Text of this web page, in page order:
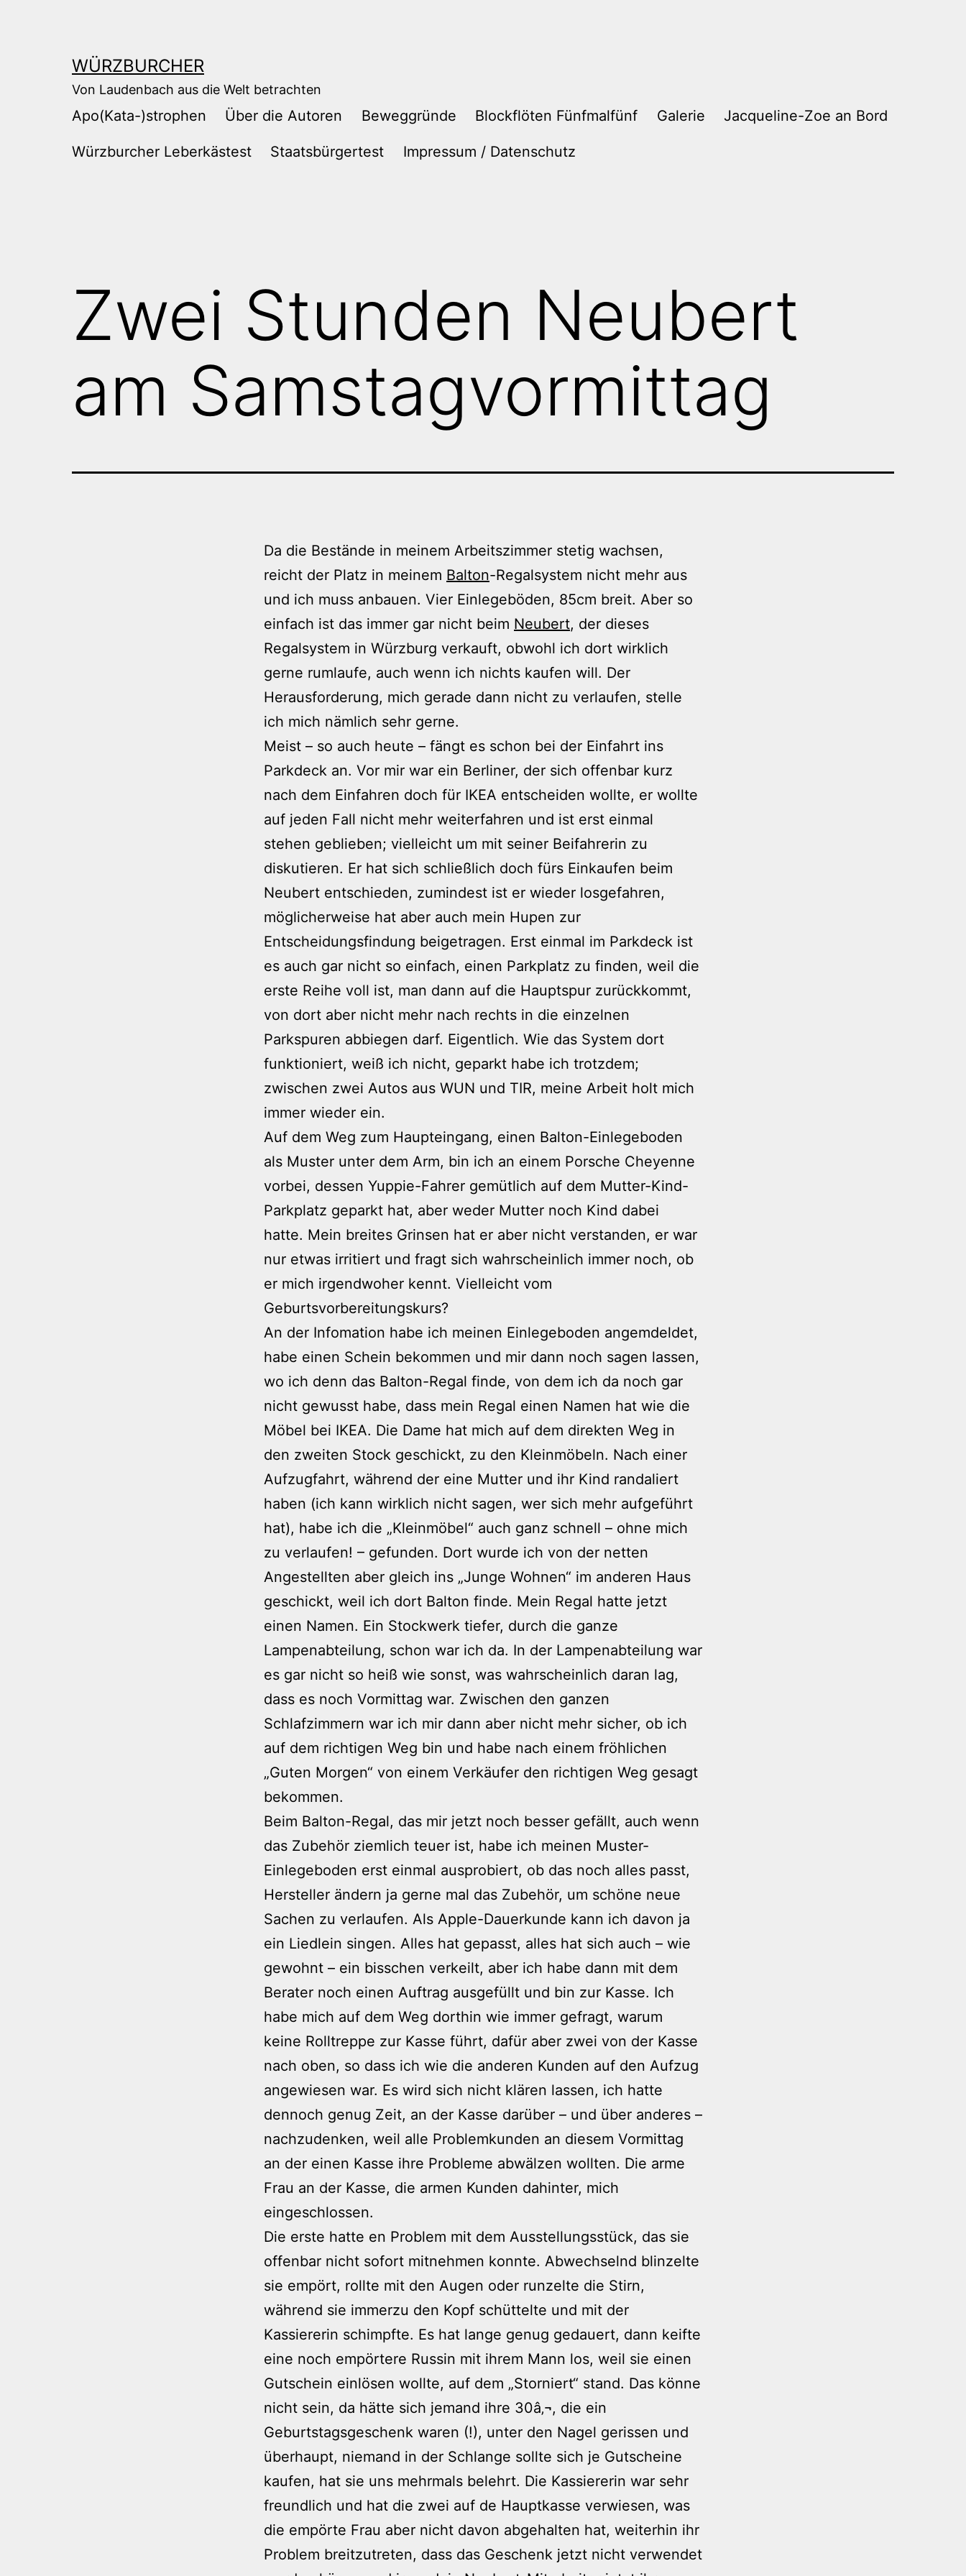
WÜRZBURCHER
Von Laudenbach aus die Welt betrachten
Apo(Kata-)strophen Über die Autoren Beweggründe Blockflöten Fünfmalfünf Galerie Jacqueline-Zoe an Bord
Würzburcher Leberkästest Staatsbürgertest Impressum / Datenschutz
Zwei Stunden Neubert
am Samstagvormittag
Da die Bestände in meinem Arbeitszimmer stetig wachsen,
reicht der Platz in meinem Balton-Regalsystem nicht mehr aus
und ich muss anbauen. Vier Einlegeböden, 85cm breit. Aber so
einfach ist das immer gar nicht beim Neubert, der dieses
Regalsystem in Würzburg verkauft, obwohl ich dort wirklich
gerne rumlaufe, auch wenn ich nichts kaufen will. Der
Herausforderung, mich gerade dann nicht zu verlaufen, stelle
ich mich nämlich sehr gerne.
Meist – so auch heute – fängt es schon bei der Einfahrt ins
Parkdeck an. Vor mir war ein Berliner, der sich offenbar kurz
nach dem Einfahren doch für IKEA entscheiden wollte, er wollte
auf jeden Fall nicht mehr weiterfahren und ist erst einmal
stehen geblieben; vielleicht um mit seiner Beifahrerin zu
diskutieren. Er hat sich schließlich doch fürs Einkaufen beim
Neubert entschieden, zumindest ist er wieder losgefahren,
möglicherweise hat aber auch mein Hupen zur
Entscheidungsfindung beigetragen. Erst einmal im Parkdeck ist
es auch gar nicht so einfach, einen Parkplatz zu finden, weil die
erste Reihe voll ist, man dann auf die Hauptspur zurückkommt,
von dort aber nicht mehr nach rechts in die einzelnen
Parkspuren abbiegen darf. Eigentlich. Wie das System dort
funktioniert, weiß ich nicht, geparkt habe ich trotzdem;
zwischen zwei Autos aus WUN und TIR, meine Arbeit holt mich
immer wieder ein.
Auf dem Weg zum Haupteingang, einen Balton-Einlegeboden
als Muster unter dem Arm, bin ich an einem Porsche Cheyenne
vorbei, dessen Yuppie-Fahrer gemütlich auf dem Mutter-Kind-
Parkplatz geparkt hat, aber weder Mutter noch Kind dabei
hatte. Mein breites Grinsen hat er aber nicht verstanden, er war
nur etwas irritiert und fragt sich wahrscheinlich immer noch, ob
er mich irgendwoher kennt. Vielleicht vom
Geburtsvorbereitungskurs?
An der Infomation habe ich meinen Einlegeboden angemdeldet,
habe einen Schein bekommen und mir dann noch sagen lassen,
wo ich denn das Balton-Regal finde, von dem ich da noch gar
nicht gewusst habe, dass mein Regal einen Namen hat wie die
Möbel bei IKEA. Die Dame hat mich auf dem direkten Weg in
den zweiten Stock geschickt, zu den Kleinmöbeln. Nach einer
Aufzugfahrt, während der eine Mutter und ihr Kind randaliert
haben (ich kann wirklich nicht sagen, wer sich mehr aufgeführt
hat), habe ich die „Kleinmöbel“ auch ganz schnell – ohne mich
zu verlaufen! – gefunden. Dort wurde ich von der netten
Angestellten aber gleich ins „Junge Wohnen“ im anderen Haus
geschickt, weil ich dort Balton finde. Mein Regal hatte jetzt
einen Namen. Ein Stockwerk tiefer, durch die ganze
Lampenabteilung, schon war ich da. In der Lampenabteilung war
es gar nicht so heiß wie sonst, was wahrscheinlich daran lag,
dass es noch Vormittag war. Zwischen den ganzen
Schlafzimmern war ich mir dann aber nicht mehr sicher, ob ich
auf dem richtigen Weg bin und habe nach einem fröhlichen
„Guten Morgen“ von einem Verkäufer den richtigen Weg gesagt
bekommen.
Beim Balton-Regal, das mir jetzt noch besser gefällt, auch wenn
das Zubehör ziemlich teuer ist, habe ich meinen Muster-
Einlegeboden erst einmal ausprobiert, ob das noch alles passt,
Hersteller ändern ja gerne mal das Zubehör, um schöne neue
Sachen zu verlaufen. Als Apple-Dauerkunde kann ich davon ja
ein Liedlein singen. Alles hat gepasst, alles hat sich auch – wie
gewohnt – ein bisschen verkeilt, aber ich habe dann mit dem
Berater noch einen Auftrag ausgefüllt und bin zur Kasse. Ich
habe mich auf dem Weg dorthin wie immer gefragt, warum
keine Rolltreppe zur Kasse führt, dafür aber zwei von der Kasse
nach oben, so dass ich wie die anderen Kunden auf den Aufzug
angewiesen war. Es wird sich nicht klären lassen, ich hatte
dennoch genug Zeit, an der Kasse darüber – und über anderes –
nachzudenken, weil alle Problemkunden an diesem Vormittag
an der einen Kasse ihre Probleme abwälzen wollten. Die arme
Frau an der Kasse, die armen Kunden dahinter, mich
eingeschlossen.
Die erste hatte en Problem mit dem Ausstellungsstück, das sie
offenbar nicht sofort mitnehmen konnte. Abwechselnd blinzelte
sie empört, rollte mit den Augen oder runzelte die Stirn,
während sie immerzu den Kopf schüttelte und mit der
Kassiererin schimpfte. Es hat lange genug gedauert, dann keifte
eine noch empörtere Russin mit ihrem Mann los, weil sie einen
Gutschein einlösen wollte, auf dem „Storniert“ stand. Das könne
nicht sein, da hätte sich jemand ihre 30â‚¬, die ein
Geburtstagsgeschenk waren (!), unter den Nagel gerissen und
überhaupt, niemand in der Schlange sollte sich je Gutscheine
kaufen, hat sie uns mehrmals belehrt. Die Kassiererin war sehr
freundlich und hat die zwei auf de Hauptkasse verwiesen, was
die empörte Frau aber nicht davon abgehalten hat, weiterhin ihr
Problem breitzutreten, dass das Geschenk jetzt nicht verwendet